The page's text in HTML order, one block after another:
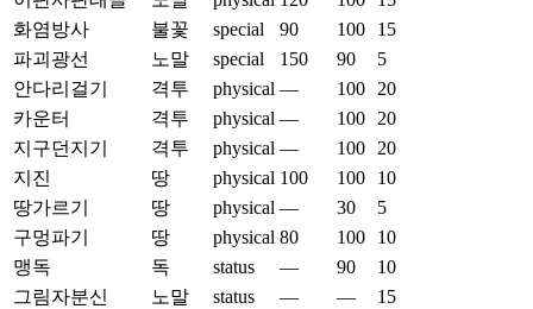
화염방사
불꽃 special 90 100
15
파괴광선
노말 special 150 90
5
안다리걸기
격투 physical — 100
20
카운터
격투 physical — 100
20
지구던지기
격투 physical — 100
20
지진
땅 physical 100 100
10
땅가르기
땅 physical — 30
5
구멍파기
땅 physical 80 100
10
맹독
독 status — 90
10
그림자분신
노말 status — —
15